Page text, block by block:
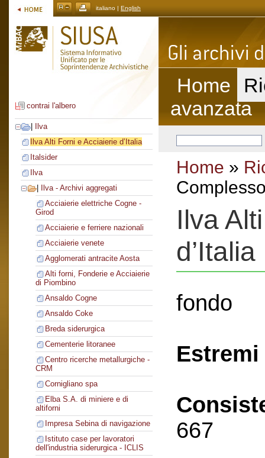
italiano | English
contrai l'albero
Ilva
Ilva Alti Forni e Acciaierie d’Italia
Italsider
Ilva
Ilva - Archivi aggregati
Acciaierie elettriche Cogne -
Girod
Acciaierie e ferriere nazionali
Acciaierie venete
Agglomerati antracite Aosta
Alti forni, Fonderie e Acciaierie
di Piombino
Ansaldo Cogne
Ansaldo Coke
Breda siderurgica
Cementerie litoranee
Centro ricerche metallurgiche -
CRM
Cornigliano spa
Elba S.A. di miniere e di
altiforni
Impresa Sebina di navigazione
Istituto case per lavoratori
dell'industria siderurgica - ICLIS
Home
avanzata
Home »
Ilva
d’Italia
fondo
667